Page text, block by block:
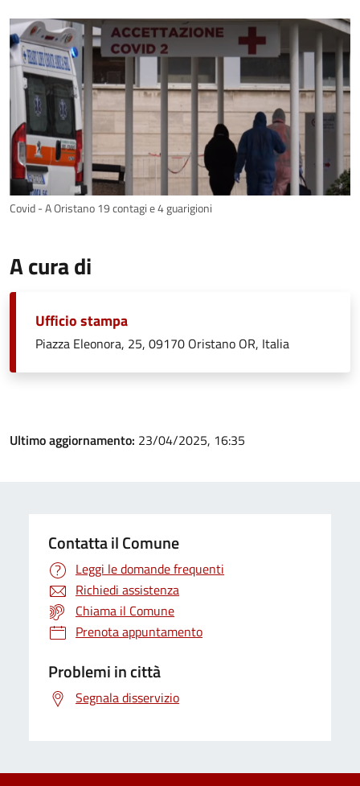
Covid - A Oristano 19 contagi e 4 guarigioni
A cura di
Ufficio stampa
Piazza Eleonora, 25, 09170 Oristano OR, Italia
Ultimo aggiornamento: 23/04/2025, 16:35
Contatta il Comune
Leggi le domande frequenti
Richiedi assistenza
Chiama il Comune
Prenota appuntamento
Problemi in città
Segnala disservizio